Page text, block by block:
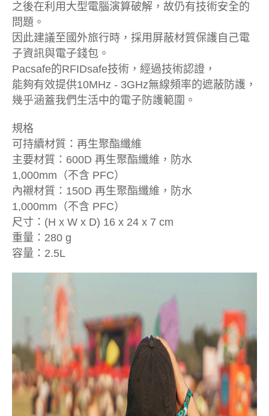
之後在利用大型電腦演算破解，故仍有技術安全的
問題。
因此建議至國外旅行時，採用屏蔽材質保護自己電
子資訊與電子錢包。
Pacsafe的RFIDsafe技術，經過技術認證，
能夠有效提供10MHz - 3GHz無線頻率的遮蔽防護，
幾乎涵蓋我們生活中的電子防護範圍。
規格
可持續材質：再生聚酯纖維
主要材質：600D 再生聚酯纖維，防水
1,000mm（不含 PFC）
內襯材質：150D 再生聚酯纖維，防水
1,000mm（不含 PFC）
尺寸：(H x W x D) 16 x 24 x 7 cm
重量：280 g
容量：2.5L